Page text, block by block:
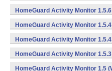
HomeGuard Activity Monitor
HomeGuard Activity Monitor
HomeGuard Activity Monitor
HomeGuard Activity Monitor
HomeGuard Activity Monitor 1.5